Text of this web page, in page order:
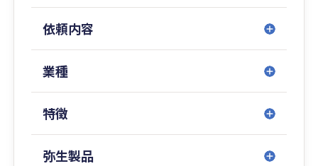
■専門著書やセミナー講演等多数
金融機関をはじめ、各業界で相続や事業承継に関
また、著書はAmazon税法部門で1位を獲得する
等、高い専門性を誇ります。
依頼内容
業種
特徴
弥生製品